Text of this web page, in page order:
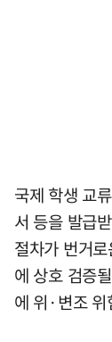
국제 학생 교
서 등을 발급
절차가 번거
에 상호 검증
에 위·변조